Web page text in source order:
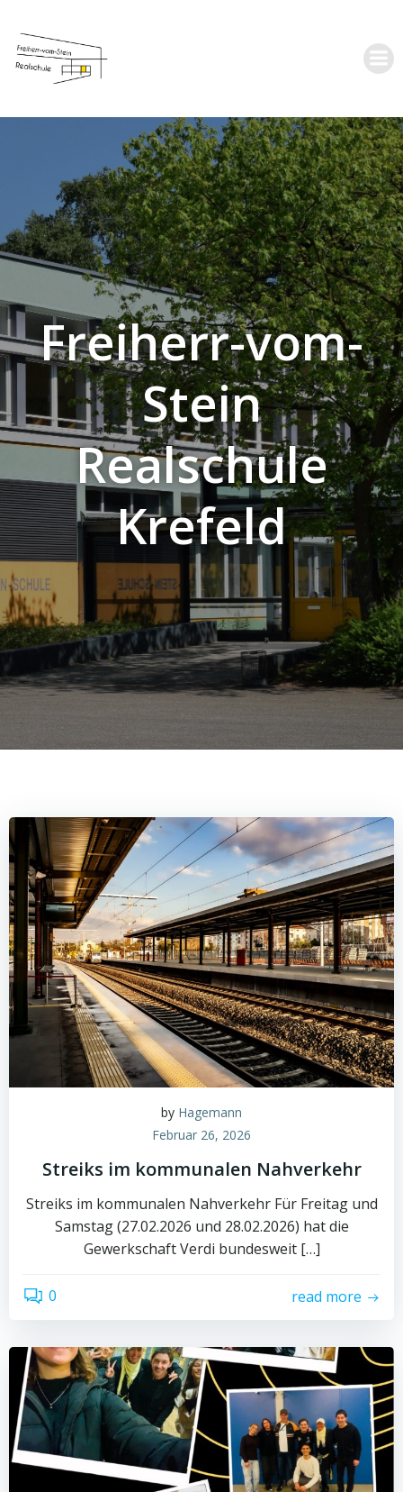
Freiherr-vom-
Stein
Realschule
Krefeld
by Hagemann
Februar 26, 2026
Streiks im kommunalen Nahverkehr
Streiks im kommunalen Nahverkehr Für Freitag und
Samstag (27.02.2026 und 28.02.2026) hat die
Gewerkschaft Verdi bundesweit […]
0 read more